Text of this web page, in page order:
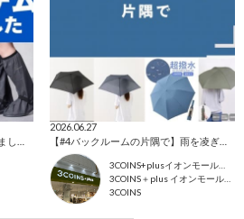
2026.06.27
【#4バックルームの片隅で】雨を凌ぎたい
3COINS